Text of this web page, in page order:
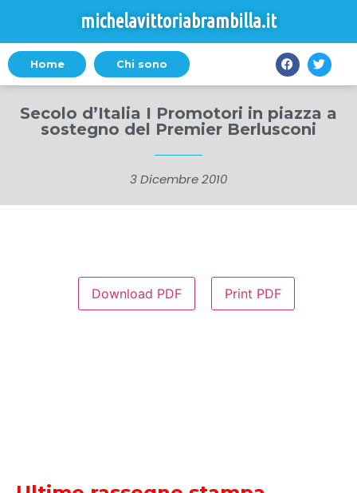
michelavittoriabrambilla.it
Home Chi sono
Secolo d’Italia I Promotori in piazza a
sostegno del Premier Berlusconi
3 Dicembre 2010
Download PDF Print PDF